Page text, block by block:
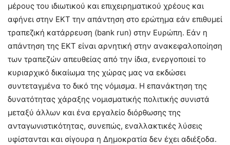
μέρους του ιδιωτικού και επιχειρηματικού χρέους και
αφήνει στην ΕΚΤ την απάντηση στο ερώτημα εάν επιθυμεί
τραπεζική κατάρρευση (bank run) στην Ευρώπη. Εάν η
απάντηση της ΕΚΤ είναι αρνητική στην ανακεφαλοποίηση
των τραπεζών απευθείας από την ίδια, ενεργοποιεί το
κυριαρχικό δικαίωμα της χώρας μας να εκδώσει
συντεταγμένα το δικό της νόμισμα. Η επανάκτηση της
δυνατότητας χάραξης νομισματικής πολιτικής συνιστά
μεταξύ άλλων και ένα εργαλείο διόρθωσης της
ανταγωνιστικότητας, συνεπώς, εναλλακτικές λύσεις
υφίστανται και σίγουρα η Δημοκρατία δεν έχει αδιέξοδα.